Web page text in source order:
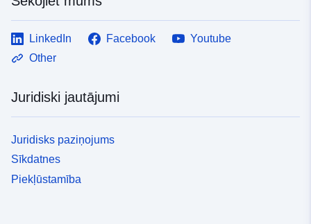
LinkedIn Facebook
Youtube
Other
Juridiski jautājumi
Juridisks paziņojums
Sīkdatnes
Piekļūstamība